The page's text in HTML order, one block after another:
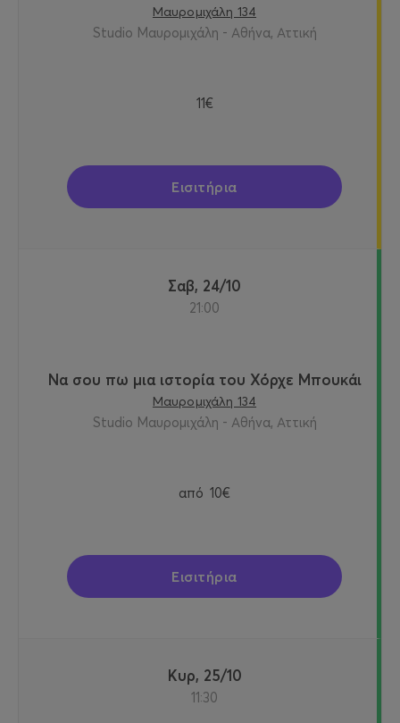
Μαυρομιχάλη 134
Studio Μαυρομιχάλη - Αθήνα, Αττική
11€
Εισιτήρια
Σαβ, 24/10
21:00
Να σου πω μια ιστορία του Χόρχε Μπουκάι
Μαυρομιχάλη 134
Studio Μαυρομιχάλη - Αθήνα, Αττική
από 10€
Εισιτήρια
Κυρ, 25/10
11:30